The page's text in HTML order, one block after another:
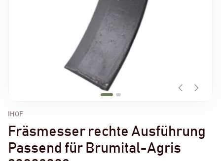
IHOF
Fräsmesser rechte Ausführung
Passend für Brumital-Agris